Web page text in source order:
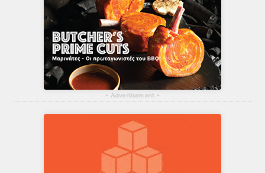
▴ Advertisement ▴